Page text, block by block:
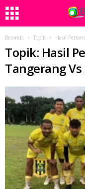
Beranda Topik Hasil
Topik: Hasil
Tangerang